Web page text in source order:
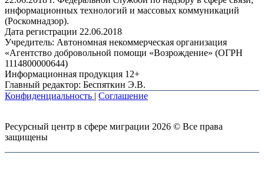
информационных технологий и массовых коммуникаций
(Роскомнадзор).
Дата регистрации 22.06.2018
Учредитель: Автономная некоммерческая организация
«Агентство добровольной помощи «Возрождение» (ОГРН
1114800000644)
Информационная продукция 12+
Главный редактор: Беспяткин Э.В.
Конфиденциальность | Соглашение
Ресурсный центр в сфере миграции 2026 © Все права
защищены